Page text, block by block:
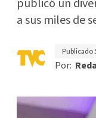
publicó un
a sus miles de
Publicado
Por: